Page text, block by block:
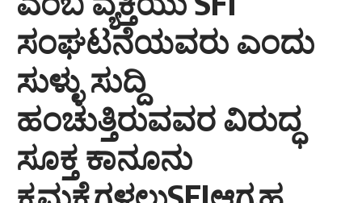
ಸಂಘಟನೆಯವರು ಎಂದು
ಸುಳ್ಳು ಸುದ್ದಿ
ಹಂಚುತ್ತಿರುವವರ ವಿರುದ್ಧ
ಸೂಕ್ತ ಕಾನೂನು